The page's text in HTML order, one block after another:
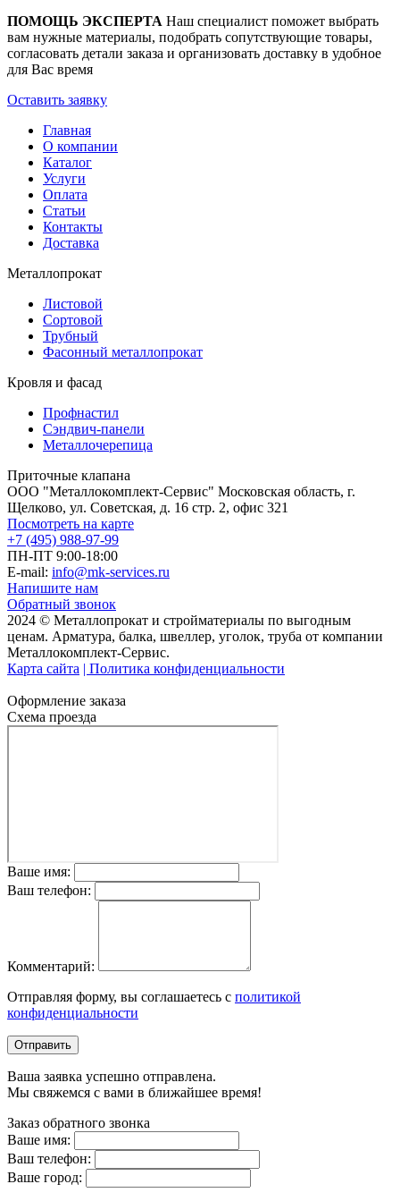
ПОМОЩЬ ЭКСПЕРТА Наш специалист поможет выбрать
вам нужные материалы, подобрать сопутствующие товары,
согласовать детали заказа и организовать доставку в удобное
для Вас время
Оставить заявку
Главная
О компании
Каталог
Услуги
Оплата
Статьи
Контакты
Доставка
Металлопрокат
Листовой
Сортовой
Трубный
Фасонный металлопрокат
Кровля и фасад
Профнастил
Сэндвич-панели
Металлочерепица
Приточные клапана
ООО "Металлокомплект-Сервис" Московская область, г.
Щелково, ул. Советская, д. 16 стр. 2, офис 321
Посмотреть на карте
+7 (495) 988-97-99
ПН-ПТ 9:00-18:00
E-mail: info@mk-services.ru
Напишите нам
Обратный звонок
2024 © Металлопрокат и стройматериалы по выгодным
ценам. Арматура, балка, швеллер, уголок, труба от компании
Металлокомплект-Сервис.
Карта сайта | Политика конфиденциальности
Оформление заказа
Схема проезда
Ваше имя:
Ваш телефон:
Комментарий:
Отправляя форму, вы соглашаетесь с политикой
конфиденциальности
Отправить
Ваша заявка успешно отправлена.
Мы свяжемся с вами в ближайшее время!
Заказ обратного звонка
Ваше имя:
Ваш телефон:
Ваше город: